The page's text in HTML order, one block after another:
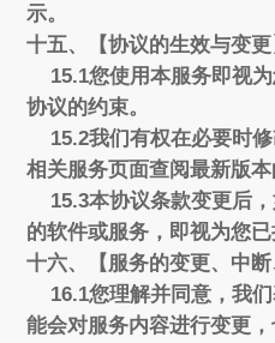
示。
十五、【协议的生效与变更
15.1您使用本服务即视
协议的约束。
15.2我们有权在必要时
相关服务页面查阅最新版本
15.3本协议条款变更后
的软件或服务，即视为您已
十六、【服务的变更、中断
16.1您理解并同意，我
能会对服务内容进行变更